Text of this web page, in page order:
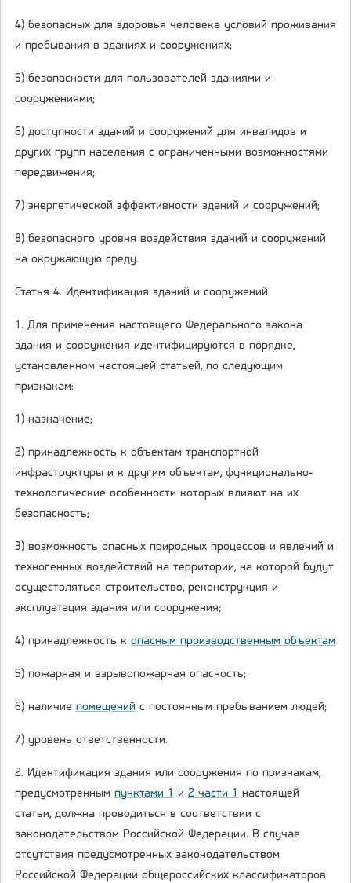
4) безопасных для здоровья человека условий проживания
и пребывания в зданиях и сооружениях;
5) безопасности для пользователей зданиями и
сооружениями;
6) доступности зданий и сооружений для инвалидов и
других групп населения с ограниченными возможностями
передвижения;
7) энергетической эффективности зданий и сооружений;
8) безопасного уровня воздействия зданий и сооружений
на окружающую среду.
Статья 4. Идентификация зданий и сооружений
1. Для применения настоящего Федерального закона
здания и сооружения идентифицируются в порядке,
установленном настоящей статьей, по следующим
признакам:
1) назначение;
2) принадлежность к объектам транспортной
инфраструктуры и к другим объектам, функционально-
технологические особенности которых влияют на их
безопасность;
3) возможность опасных природных процессов и явлений и
техногенных воздействий на территории, на которой будут
осуществляться строительство, реконструкция и
эксплуатация здания или сооружения;
4) принадлежность к опасным производственным объектам
5) пожарная и взрывопожарная опасность;
6) наличие помещений с постоянным пребыванием людей;
7) уровень ответственности.
2. Идентификация здания или сооружения по признакам,
предусмотренным пунктами 1 и 2 части 1 настоящей
статьи, должна проводиться в соответствии с
законодательством Российской Федерации. В случае
отсутствия предусмотренных законодательством
Российской Федерации общероссийских классификаторов